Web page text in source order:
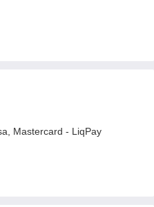
Mastercard - LiqPay